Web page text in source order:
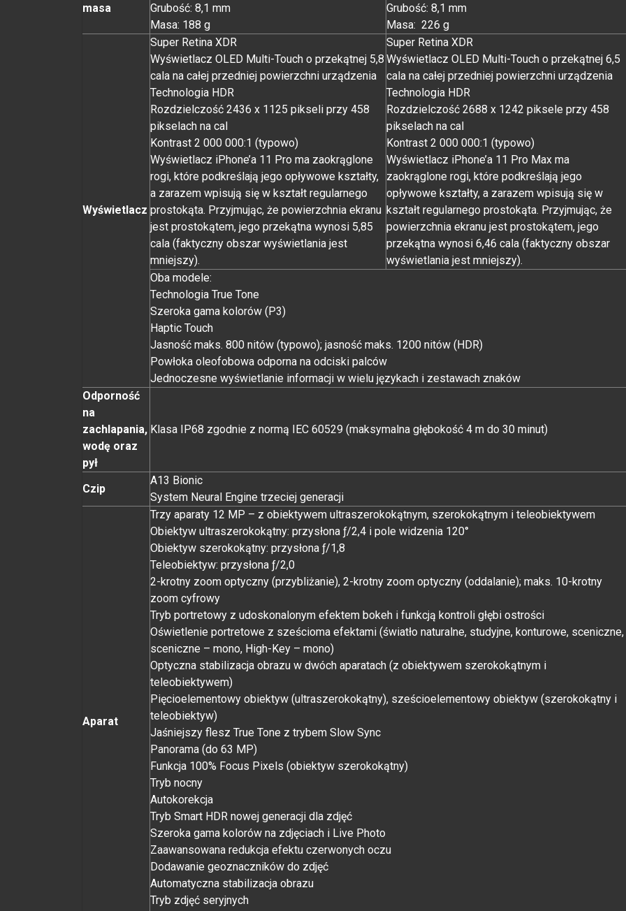
masa
Grubość: 8,1 mm
Masa: 188 g
Grubość: 8,1 mm
Masa: 226 g
Wyświetlacz
Super Retina XDR
Wyświetlacz OLED Multi-Touch o przekątnej 5,8
cala na całej przedniej powierzchni urządzenia
Technologia HDR
Rozdzielczość 2436 x 1125 pikseli przy 458
pikselach na cal
Kontrast 2 000 000:1 (typowo)
Wyświetlacz iPhone’a 11 Pro ma zaokrąglone
rogi, które podkreślają jego opływowe kształty,
a zarazem wpisują się w kształt regularnego
prostokąta. Przyjmując, że powierzchnia ekranu
jest prostokątem, jego przekątna wynosi 5,85
cala (faktyczny obszar wyświetlania jest
mniejszy).
Super Retina XDR
Wyświetlacz OLED Multi-Touch o przekątnej 6,5
cala na całej przedniej powierzchni urządzenia
Technologia HDR
Rozdzielczość 2688 x 1242 piksele przy 458
pikselach na cal
Kontrast 2 000 000:1 (typowo)
Wyświetlacz iPhone’a 11 Pro Max ma
zaokrąglone rogi, które podkreślają jego
opływowe kształty, a zarazem wpisują się w
kształt regularnego prostokąta. Przyjmując, że
powierzchnia ekranu jest prostokątem, jego
przekątna wynosi 6,46 cala (faktyczny obszar
wyświetlania jest mniejszy).
Oba modele:
Technologia True Tone
Szeroka gama kolorów (P3)
Haptic Touch
Jasność maks. 800 nitów (typowo); jasność maks. 1200 nitów (HDR)
Powłoka oleofobowa odporna na odciski palców
Jednoczesne wyświetlanie informacji w wielu językach i zestawach znaków
Odporność
na
zachlapania,
wodę oraz
pył
Klasa IP68 zgodnie z normą IEC 60529 (maksymalna głębokość 4 m do 30 minut)
Czip
A13 Bionic
System Neural Engine trzeciej generacji
Aparat
Trzy aparaty 12 MP – z obiektywem ultraszeroko­kątnym, szeroko­kątnym i teleobiektywem
Obiektyw ultraszerokokątny: przysłona ƒ/2,4 i pole widzenia 120°
Obiektyw szerokokątny: przysłona ƒ/1,8
Teleobiektyw: przysłona ƒ/2,0
2-krotny zoom optyczny (przybliżanie), 2-krotny zoom optyczny (oddalanie); maks. 10-krotny
zoom cyfrowy
Tryb portretowy z udoskonalonym efektem bokeh i funkcją kontroli głębi ostrości
Oświetlenie portretowe z sześcioma efektami (światło naturalne, studyjne, konturowe, sceniczne,
sceniczne – mono, High-Key – mono)
Optyczna stabilizacja obrazu w dwóch aparatach (z obiektywem szeroko­kątnym i
teleobiektywem)
Pięcio­elementowy obiektyw (ultraszerokokątny), sześcioelementowy obiektyw (szerokokątny i
teleobiektyw)
Jaśniejszy flesz True Tone z trybem Slow Sync
Panorama (do 63 MP)
Funkcja 100% Focus Pixels (obiektyw szerokokątny)
Tryb nocny
Autokorekcja
Tryb Smart HDR nowej generacji dla zdjęć
Szeroka gama kolorów na zdjęciach i Live Photo
Zaawansowana redukcja efektu czerwonych oczu
Dodawanie geoznaczników do zdjęć
Automatyczna stabilizacja obrazu
Tryb zdjęć seryjnych